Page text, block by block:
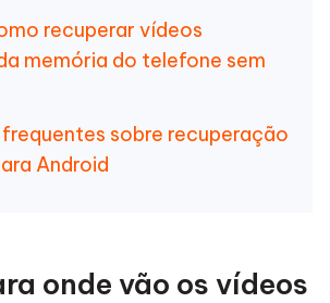
recuperar vídeos
memória do telefone sem
sobre recuperação
Android
onde vão os vídeos